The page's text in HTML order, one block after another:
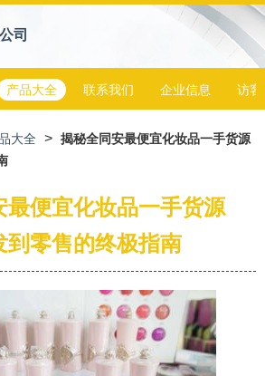
司
产品大全 联系我们 企业信息 访客
大全 > 揭秘全同安最便宜化妆品一手货源
最便宜化妆品一手货源
到零售的终极指南